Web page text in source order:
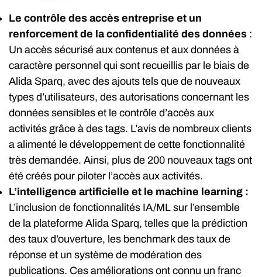
Le contrôle des accès entreprise et un
renforcement de la confidentialité des données :
Un accès sécurisé aux contenus et aux données à
caractère personnel qui sont recueillis par le biais de
Alida Sparq, avec des ajouts tels que de nouveaux
types d’utilisateurs, des autorisations concernant les
données sensibles et le contrôle d’accès aux
activités grâce à des tags. L’avis de nombreux clients
a alimenté le développement de cette fonctionnalité
très demandée. Ainsi, plus de 200 nouveaux tags ont
été créés pour piloter l’accès aux activités.
L’intelligence artificielle et le machine learning :
L’inclusion de fonctionnalités IA/ML sur l’ensemble
de la plateforme Alida Sparq, telles que la prédiction
des taux d’ouverture, les benchmark des taux de
réponse et un système de modération des
publications. Ces améliorations ont connu un franc